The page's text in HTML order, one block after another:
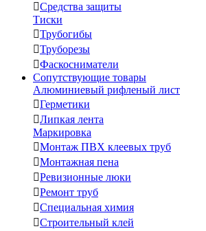
Средства защиты
Тиски
Трубогибы
Труборезы
Фаскосниматели
Сопутствующие товары
Алюминиевый рифленый лист
Герметики
Липкая лента
Маркировка
Монтаж ПВХ клеевых труб
Монтажная пена
Ревизионные люки
Ремонт труб
Специальная химия
Строительный клей